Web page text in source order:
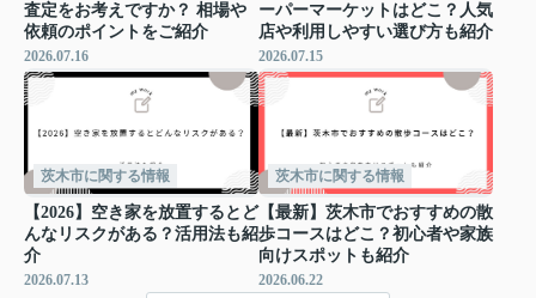
査定をお考えですか？ 相場や
依頼のポイントをご紹介
2026.07.16
ーパーマーケットはどこ？人気
店や利用しやすい選び方も紹介
2026.07.15
茨木市に関する情報
【2026】空き家を放置するとど
んなリスクがある？活用法も紹
介
2026.07.13
茨木市に関する情報
【最新】茨木市でおすすめの散
歩コースはどこ？初心者や家族
向けスポットも紹介
2026.06.22